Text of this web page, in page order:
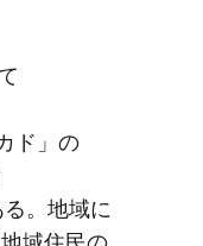
ド」の​
。​地域に​